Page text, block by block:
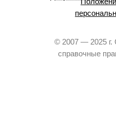
© 2007 — 2025 г.
справочные